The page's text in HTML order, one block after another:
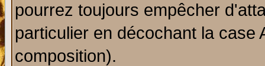
pourrez toujours empêcher
particulier en décochant la
composition).